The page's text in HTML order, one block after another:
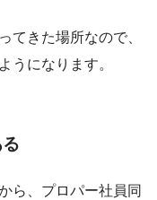
てきた場所なので、
うになります。
ら、プロパー社員同